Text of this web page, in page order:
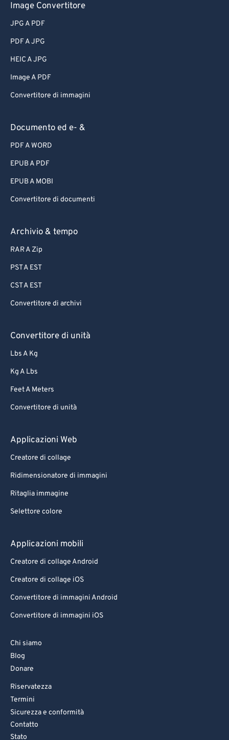
Image Convertitore
JPG A PDF
PDF A JPG
HEIC A JPG
Image A PDF
Convertitore di immagini
Documento ed e- &
PDF A WORD
EPUB A PDF
EPUB A MOBI
Convertitore di documenti
Archivio & tempo
RAR A Zip
PST A EST
CST A EST
Convertitore di archivi
Convertitore di unità
Lbs A Kg
Kg A Lbs
Feet A Meters
Convertitore di unità
Applicazioni Web
Creatore di collage
Ridimensionatore di immagini
Ritaglia immagine
Selettore colore
Applicazioni mobili
Creatore di collage Android
Creatore di collage iOS
Convertitore di immagini Android
Convertitore di immagini iOS
Chi siamo
Blog
Donare
Riservatezza
Termini
Sicurezza e conformità
Contatto
Stato